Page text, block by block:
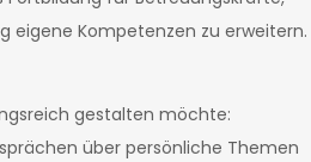
eigene Kompetenzen zu erweitern.
gestalten möchte:
über persönliche Themen